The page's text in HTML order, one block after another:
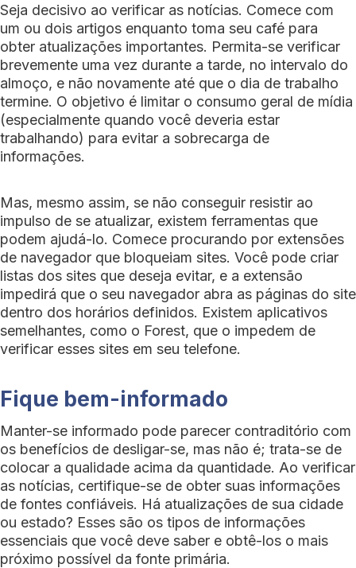
Seja decisivo ao verificar as notícias. Comece com
um ou dois artigos enquanto toma seu café para
obter atualizações importantes. Permita-se verificar
brevemente uma vez durante a tarde, no intervalo do
almoço, e não novamente até que o dia de trabalho
termine. O objetivo é limitar o consumo geral de mídia
(especialmente quando você deveria estar
trabalhando) para evitar a sobrecarga de
informações.
Mas, mesmo assim, se não conseguir resistir ao
impulso de se atualizar, existem ferramentas que
podem ajudá-lo. Comece procurando por extensões
de navegador que bloqueiam sites. Você pode criar
listas dos sites que deseja evitar, e a extensão
impedirá que o seu navegador abra as páginas do site
dentro dos horários definidos. Existem aplicativos
semelhantes, como o Forest, que o impedem de
verificar esses sites em seu telefone.
Fique bem-informado
Manter-se informado pode parecer contraditório com
os benefícios de desligar-se, mas não é; trata-se de
colocar a qualidade acima da quantidade. Ao verificar
as notícias, certifique-se de obter suas informações
de fontes confiáveis. Há atualizações de sua cidade
ou estado? Esses são os tipos de informações
essenciais que você deve saber e obtê-los o mais
próximo possível da fonte primária.